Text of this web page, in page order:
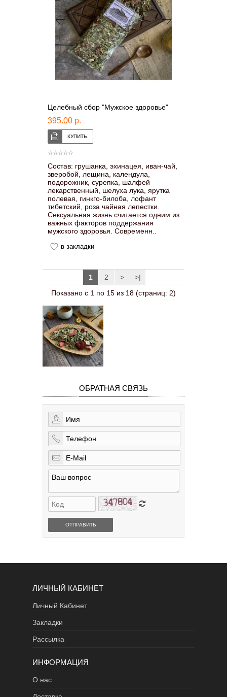
Целебный сбор "Мужское здоровье"
395.00 р.
Состав: грушанка, эхинацея, иван-чай,
зверобой, лещина, календула,
подорожник, сурепка, шалфей
лекарственный, шелуха лука, ярутка
полевая, гинкго-билоба, лофант
тибетский, роза чайная лепестки.
Сексуальная жизнь считается одним из
важных факторов поддержания
мужского здоровья. Современн..
в закладки
1 2 >
>|
Показано с 1 по 15 из 18 (страниц: 2)
ОБРАТНАЯ СВЯЗЬ
ОТПРАВИТЬ
ЛИЧНЫЙ КАБИНЕТ
Личный Кабинет
Закладки
Рассылка
ИНФОРМАЦИЯ
О нас